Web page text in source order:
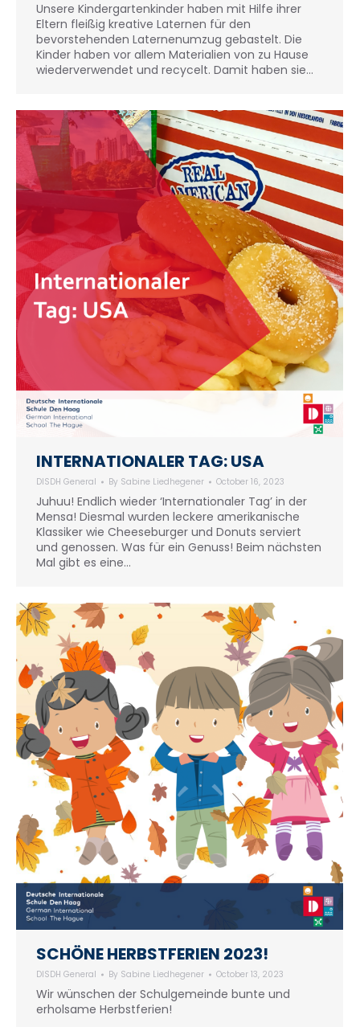
Unsere Kindergartenkinder haben mit Hilfe ihrer
Eltern fleißig kreative Laternen für den
bevorstehenden Laternenumzug gebastelt. Die
Kinder haben vor allem Materialien von zu Hause
wiederverwendet und recycelt. Damit haben sie…
INTERNATIONALER TAG: USA
DISDH General By Sabine Liedhegener October 16, 2023
Juhuu! Endlich wieder ‘Internationaler Tag’ in der
Mensa! Diesmal wurden leckere amerikanische
Klassiker wie Cheeseburger und Donuts serviert
und genossen. Was für ein Genuss! Beim nächsten
Mal gibt es eine…
SCHÖNE HERBSTFERIEN 2023!
DISDH General By Sabine Liedhegener October 13, 2023
Wir wünschen der Schulgemeinde bunte und
erholsame Herbstferien!